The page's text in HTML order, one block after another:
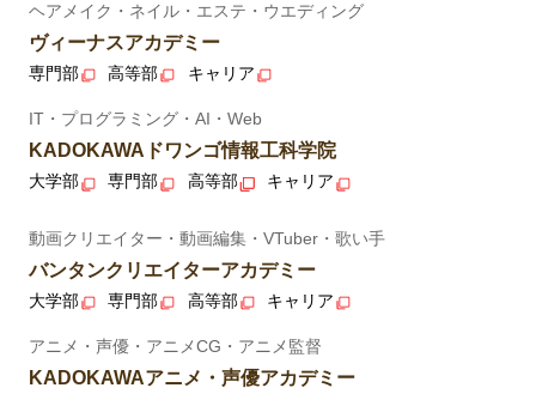
ヘアメイク・ネイル・エステ・ウエディング
ヴィーナスアカデミー
専門部 高等部 キャリア
IT・プログラミング・AI・Web
KADOKAWAドワンゴ情報工科学院
大学部 専門部 高等部 キャリア
動画クリエイター・動画編集・VTuber・歌い手
バンタンクリエイターアカデミー
大学部 専門部 高等部 キャリア
アニメ・声優・アニメCG・アニメ監督
KADOKAWAアニメ・声優アカデミー